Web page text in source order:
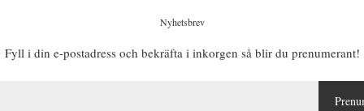
Nyhetsbrev
Fyll i din e-postadress och bekräfta i inkorgen så blir du prenumerant!